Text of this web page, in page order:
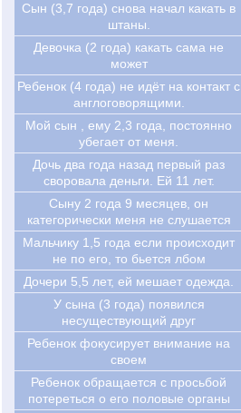
Сын (3,7 года) снова начал какать в
штаны.
Девочка (2 года) какать сама не
может
Ребенок (4 года) не идёт на контакт с
англоговорящими.
Мой сын , ему 2,3 года, постоянно
убегает от меня.
Дочь два года назад первый раз
своровала деньги. Ей 11 лет.
Cыну 2 года 9 месяцев, он
категорически меня не слушается
Мальчику 1,5 года если происходит
не по его, то бьется лбом
Дочери 5,5 лет, ей мешает одежда.
У сына (3 года) появился
несуществующий друг
Ребенок фокусирует внимание на
своем
Ребенок обращается с просьбой
потереться о его половые органы